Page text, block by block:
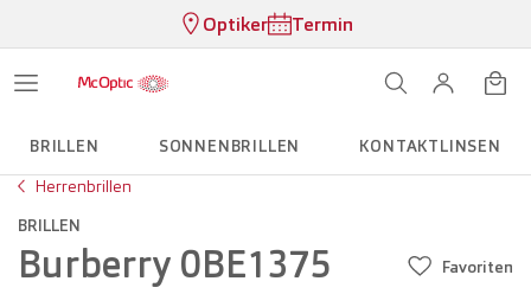
Optiker Termin
BRILLEN SONNENBRILLEN
KONTAKTLINSEN
Herrenbrillen
BRILLEN
Burberry 0BE1375 Favoriten